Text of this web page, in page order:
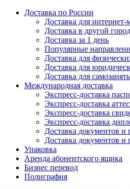
Доставка по России
Доставка для интернет-
Доставка в другой город
Доставка за 1 день
Популярные
Доставка для
Доставка для
Доставка для
Международная доставка
Экспресс-доставка
Экспресс-доставка
Экспресс-доставка
Экспресс-доставка
Доставка документов
Доставка документов
Упаковка
Аренда абонентского ящика
Бизнес перевод
Полиграфия